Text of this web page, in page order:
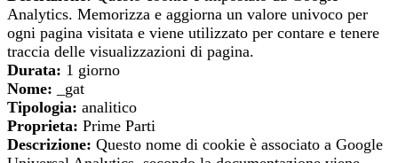
Analytics. Memorizza e aggiorna un valore univoco per
ogni pagina visitata e viene utilizzato per contare e tenere
traccia delle visualizzazioni di pagina.
Durata: 1 giorno
Nome: _gat
Tipologia: analitico
Proprieta: Prime Parti
Descrizione: Questo nome di cookie è associato a Google